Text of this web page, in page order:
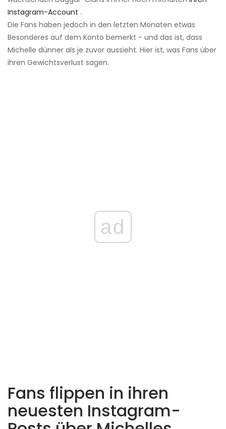
Instagram-Account .
Die Fans haben jedoch in den letzten Monaten etwas
Besonderes auf dem Konto bemerkt - und das ist, dass
Michelle dünner als je zuvor aussieht. Hier ist, was Fans über
ihren Gewichtsverlust sagen.
ad
Fans flippen in ihren
neuesten Instagram-